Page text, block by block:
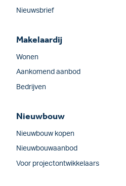
Nieuwsbrief
Makelaardij
Wonen
Aankomend aanbod
Bedrijven
Nieuwbouw
Nieuwbouw kopen
Nieuwbouwaanbod
Voor projectontwikkelaars